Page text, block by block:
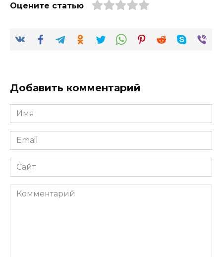
Оцените статью
Добавить комментарий
Имя
*
Email
*
Сайт
Комментарий